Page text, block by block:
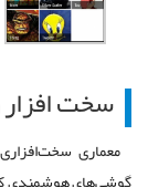
سخت
معماری سخت‌افزاری